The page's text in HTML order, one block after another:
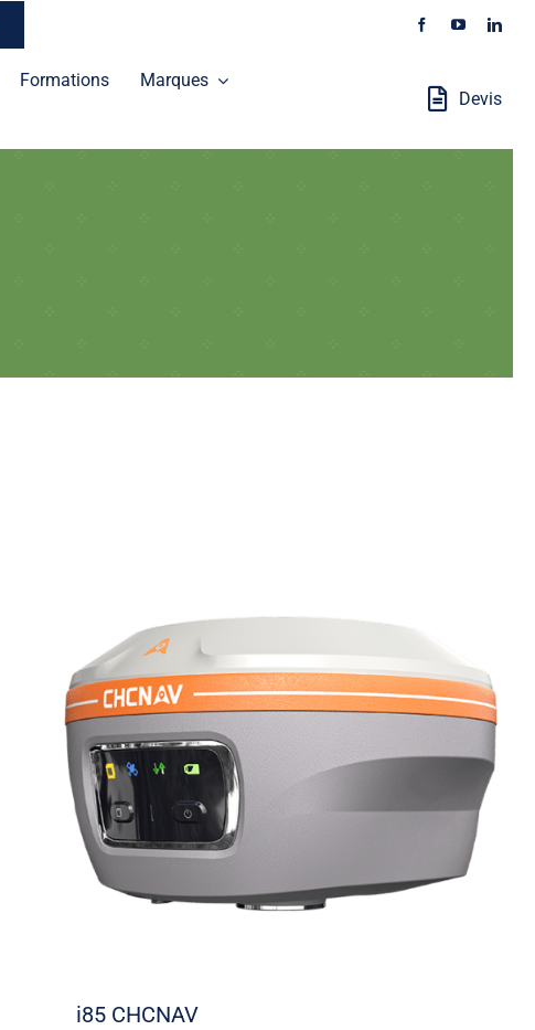
Slam mobile
Les indispensables Slam mobile
Formations
Marques
Devis
i85 CHCNAV